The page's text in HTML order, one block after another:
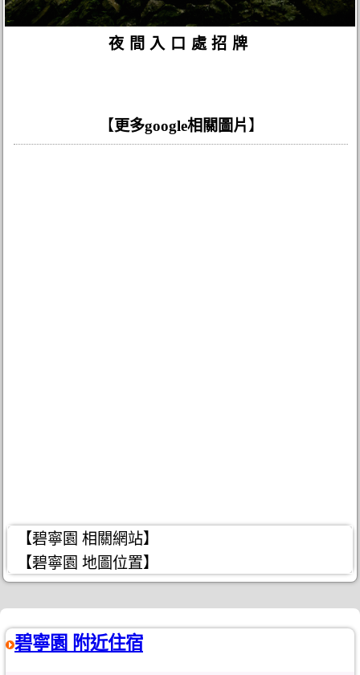
夜間入口處招牌
【 更多google相關圖片 】
【碧寧園 相關網站】
【碧寧園 地圖位置】
碧寧園 附近住宿